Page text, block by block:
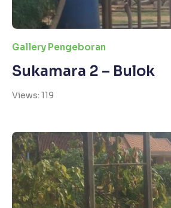
Gallery Pengeboran
Sukamara 2 – Bulok
Views: 119